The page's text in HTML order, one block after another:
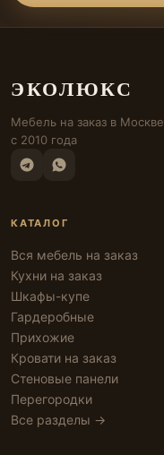
ЭКОЛЮКС
Мебель на заказ в Москве
с 2010 года
КАТАЛОГ
Вся мебель на заказ
Кухни на заказ
Шкафы-купе
Гардеробные
Прихожие
Кровати на заказ
Стеновые панели
Перегородки
Все разделы →